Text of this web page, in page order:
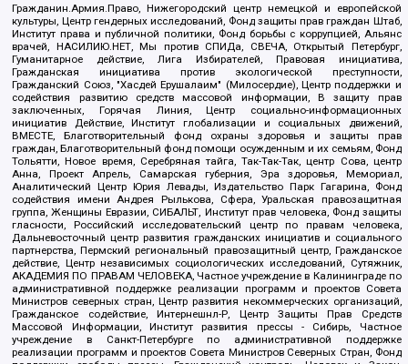
Гражданин.Армия.Право, Нижегородский центр немецкой и европейской
культуры, Центр гендерных исследований, Фонд защиты прав граждан Штаб,
Институт права и публичной политики, Фонд борьбы с коррупцией, Альянс
врачей, НАСИЛИЮ.НЕТ, Мы против СПИДа, СВЕЧА, Открытый Петербург,
Гуманитарное действие, Лига Избирателей, Правовая инициатива,
Гражданская инициатива против экологической преступности,
Гражданский Союз, "Хасдей Ерушалаим" (Милосердие), Центр поддержки и
содействия развитию средств массовой информации, В защиту прав
заключенных, Горячая Линия, Центр социально-информационных
инициатив Действие, Институт глобализации и социальных движений,
ВМЕСТЕ, Благотворительный фонд охраны здоровья и защиты прав
граждан, Благотворительный фонд помощи осужденным и их семьям, Фонд
Тольятти, Новое время, Серебряная тайга, Так-Так-Так, центр Сова, центр
Анна, Проект Апрель, Самарская губерния, Эра здоровья, Мемориал,
Аналитический Центр Юрия Левады, Издательство Парк Гагарина, Фонд
содействия имени Андрея Рылькова, Сфера, Уральская правозащитная
группа, Женщины Евразии, СИБАЛЬТ, Институт прав человека, Фонд защиты
гласности, Российский исследовательский центр по правам человека,
Дальневосточный центр развития гражданских инициатив и социального
партнерства, Пермский региональный правозащитный центр, Гражданское
действие, Центр независимых социологических исследований, Сутяжник,
АКАДЕМИЯ ПО ПРАВАМ ЧЕЛОВЕКА, Частное учреждение в Калининграде по
административной поддержке реализации программ и проектов Совета
Министров северных стран, Центр развития некоммерческих организаций,
Гражданское содействие, Интернешнл-Р, Центр Защиты Прав Средств
Массовой Информации, Институт развития прессы - Сибирь, Частное
учреждение в Санкт-Петербурге по административной поддержке
реализации программ и проектов Совета Министров Северных Стран, Фонд